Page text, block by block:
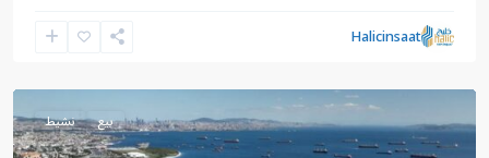
Halicinsaat
كيزليسمي
زيتون
بيع نشيط